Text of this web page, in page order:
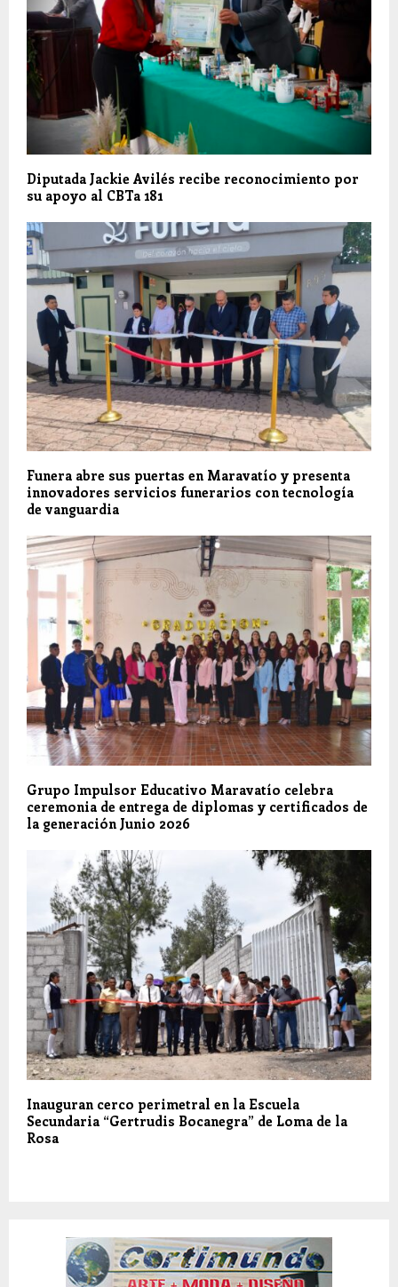
Diputada Jackie Avilés recibe reconocimiento por
su apoyo al CBTa 181
Funera abre sus puertas en Maravatío y presenta
innovadores servicios funerarios con tecnología
de vanguardia
Grupo Impulsor Educativo Maravatío celebra
ceremonia de entrega de diplomas y certificados de
la generación Junio 2026
Inauguran cerco perimetral en la Escuela
Secundaria “Gertrudis Bocanegra” de Loma de la
Rosa